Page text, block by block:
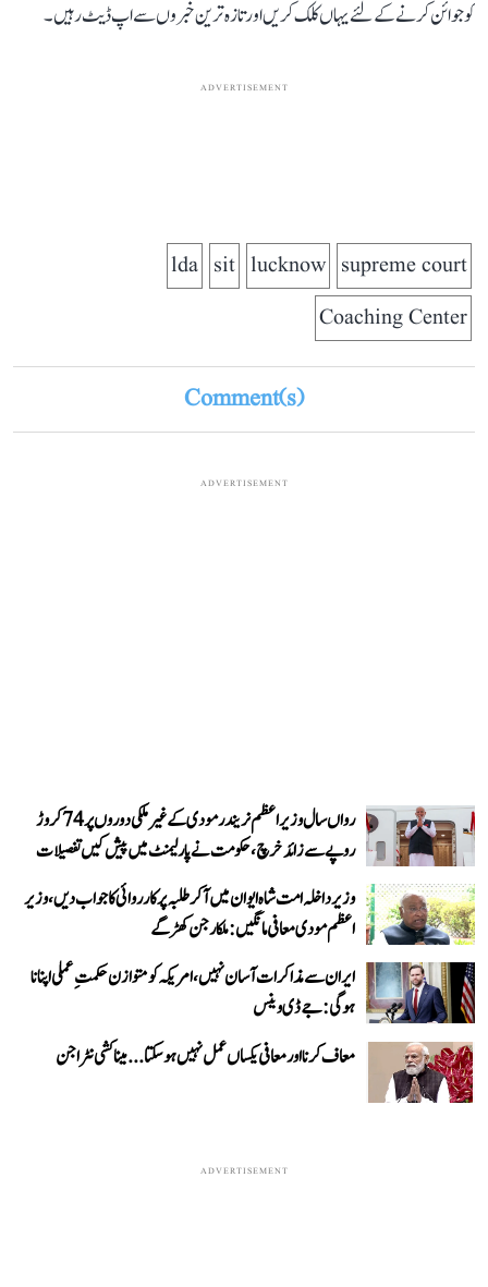
کو جوائن کرنے کے لئے یہاں کلک کریں اور تازہ ترین خبروں سے اپ ڈیٹ رہیں۔
ADVERTISEMENT
supreme court
lucknow
sit
lda
Coaching Center
Comment(s)
ADVERTISEMENT
رواں سال وزیر اعظم نریندر مودی کے غیر ملکی دوروں پر 74 کروڑ
روپے سے زائد خرچ، حکومت نے پارلیمنٹ میں پیش کیں تفصیلات
وزیر داخلہ امت شاہ ایوان میں آ کر طلبہ پر کارروائی کا جواب دیں، وزیر
اعظم مودی معافی مانگیں: ملکارجن کھڑگے
ایران سے مذاکرات آسان نہیں، امریکہ کو متوازن حکمتِ عملی اپنانا
ہوگی: جے ڈی وینس
معاف کرنا اور معافی یکساں عمل نہیں ہو سکتا... میناکشی نٹراجن
ADVERTISEMENT